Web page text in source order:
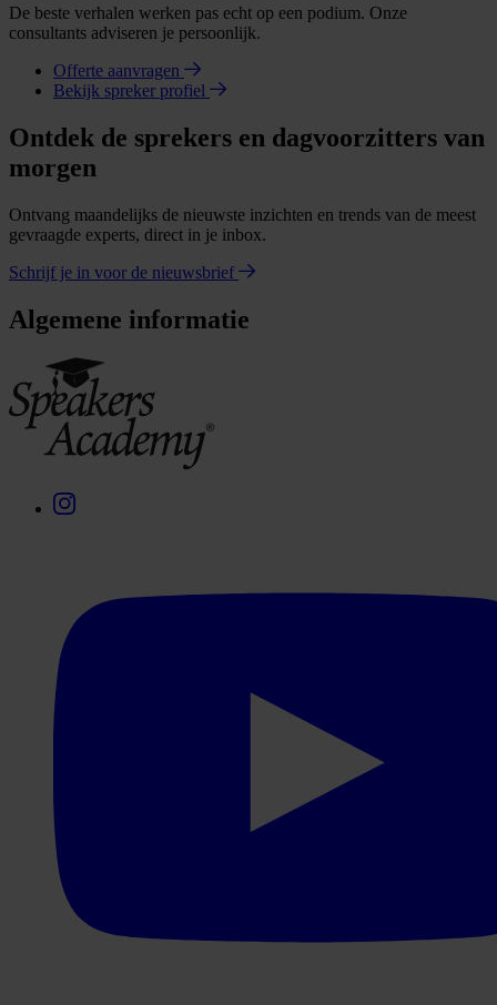
De beste verhalen werken pas echt op een podium. Onze
consultants adviseren je persoonlijk.
Offerte aanvragen
Bekijk spreker profiel
Ontdek de sprekers en dagvoorzitters van
morgen
Ontvang maandelijks de nieuwste inzichten en trends van de meest
gevraagde experts, direct in je inbox.
Schrijf je in voor de nieuwsbrief
Algemene informatie